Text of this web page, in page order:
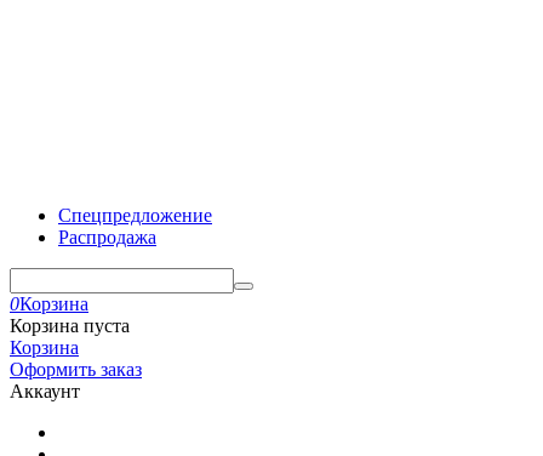
Спецпредложение
Распродажа
0Корзина
Корзина пуста
Корзина
Оформить заказ
Аккаунт